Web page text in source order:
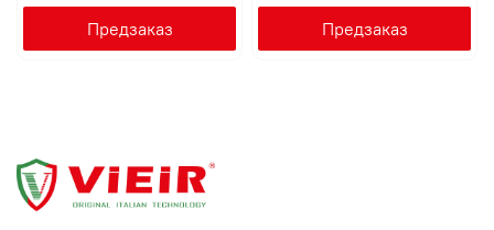
Предзаказ Предзаказ